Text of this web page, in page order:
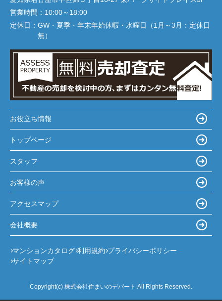
営業時間： 10:00～18:00
定休日： GW・夏季・年末年始休暇・水曜日（1月～3月：定休日
無）
お役立ち情報
トップページ
スタッフ
お客様の声
アクセスマップ
会社概要
マンションカタログ 利用規約 プライバシーポリシー
サイトマップ
Copyright(c) 株式会社住まいのデパート All Rights Reserved.